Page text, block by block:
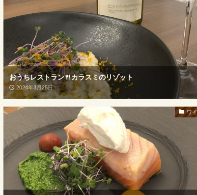
おうちレストラン🍴カラスミのリゾット
2024年3月25日
ワ